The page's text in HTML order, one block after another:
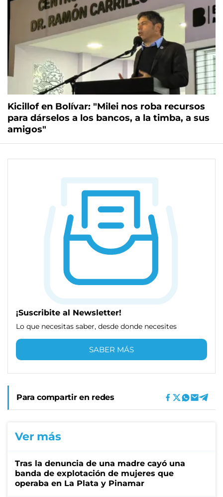
Kicillof en Bolívar: "Milei nos roba recursos
para dárselos a los bancos, a la timba, a sus
amigos"
¡Suscribite al Newsletter!
Lo que necesitas saber, desde donde necesites
SABER MÁS
Para compartir en redes
Ver más
Tras la denuncia de una madre cayó una
banda de explotación de mujeres que
operaba en La Plata y Pinamar